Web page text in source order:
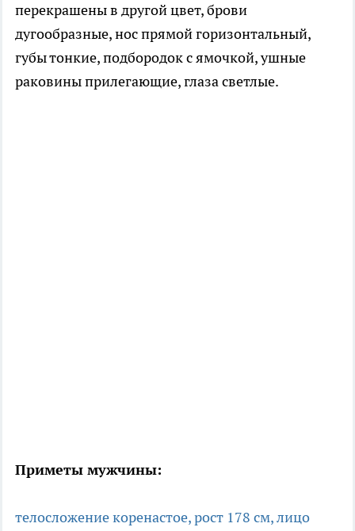
перекрашены в другой цвет, брови
дугообразные, нос прямой горизонтальный,
губы тонкие, подбородок с ямочкой, ушные
раковины прилегающие, глаза светлые.
Приметы мужчины:
телосложение коренастое, рост 178 см, лицо